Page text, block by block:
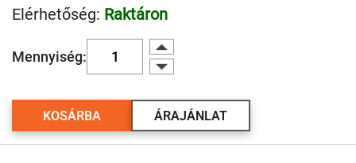
Elérhetőség: Raktáron
Mennyiség:
KOSÁRBA ÁRAJÁNLAT